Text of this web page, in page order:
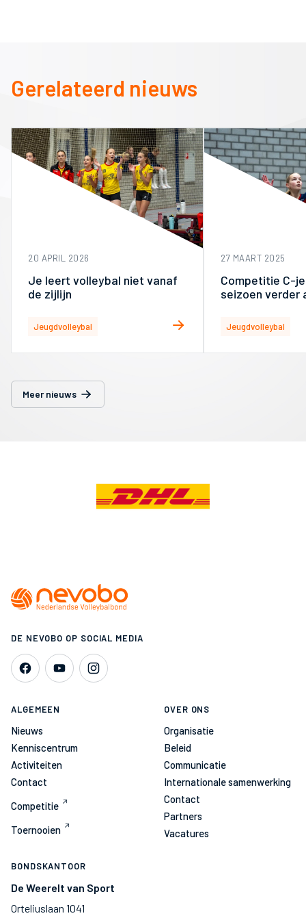
Gerelateerd nieuws
20 APRIL 2026
Je leert volleybal niet vanaf
de zijlijn
Jeugdvolleybal
27 MAART 2025
Competitie C-
seizoen verder
Jeugdvolleybal
Meer nieuws
DE NEVOBO OP SOCIAL MEDIA
ALGEMEEN
Nieuws
Kenniscentrum
Activiteiten
Contact
Competitie
Toernooien
OVER ONS
Organisatie
Beleid
Communicatie
Internationale samenwerking
Contact
Partners
Vacatures
BONDSKANTOOR
De Weerelt van Sport
Orteliuslaan 1041